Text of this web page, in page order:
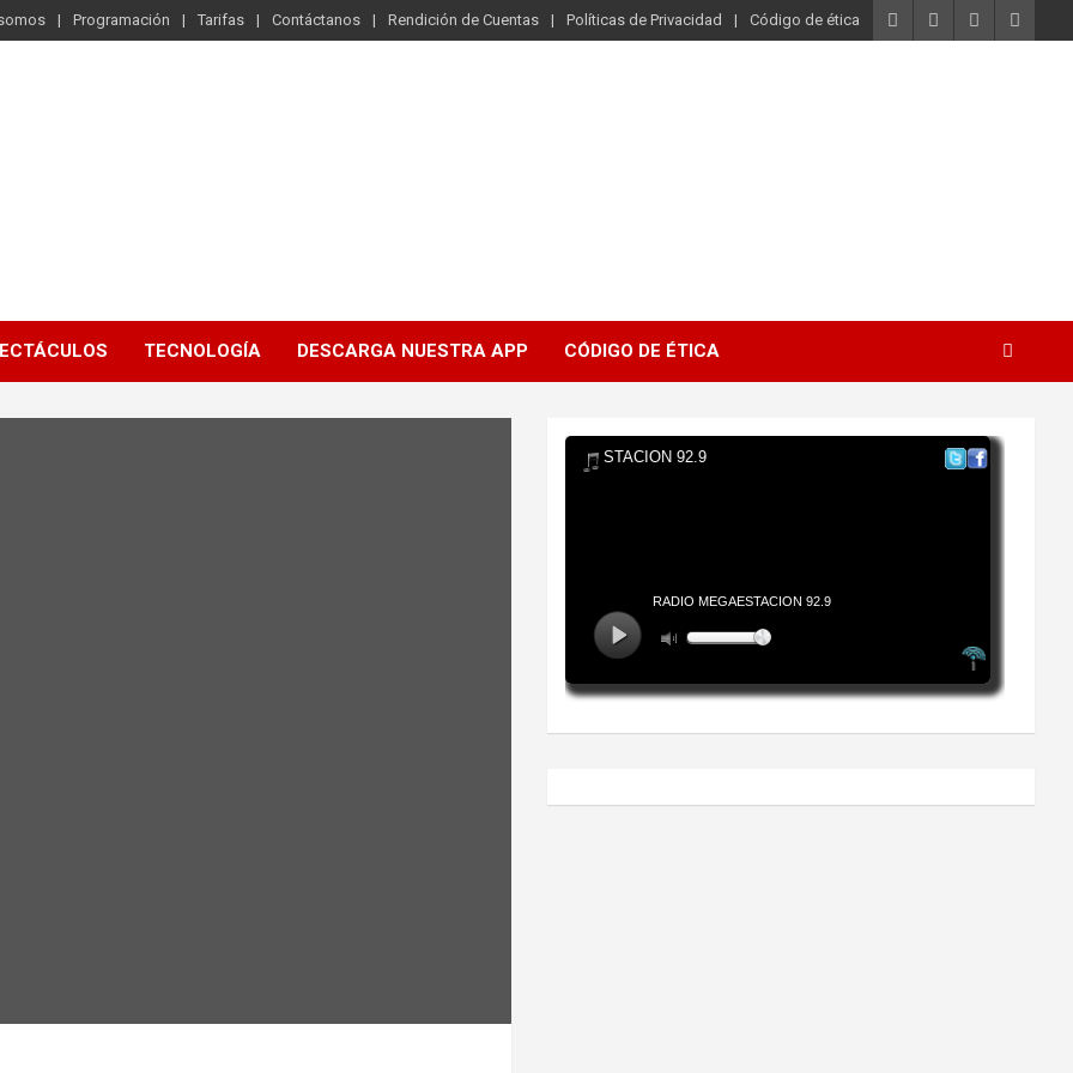
Programación Tarifas Contáctanos Rendición de Cuentas Políticas de Privacidad Código de ética
TECNOLOGÍA DESCARGA NUESTRA APP CÓDIGO DE ÉTICA